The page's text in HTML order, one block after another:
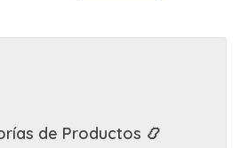
de Productos 📿